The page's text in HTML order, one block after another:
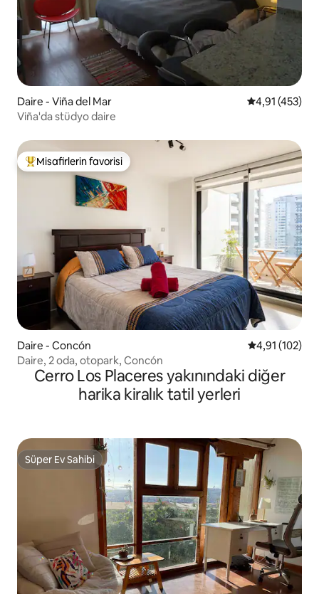
Daire - Viña del Mar 5 üzerinden
4,91 (453)
Viña'da stüdyo daire
Misafirlerin favorilerinden en beğenilenler arasında
Misafirlerin favorisi
Daire - Concón 5 üzerinden
4,91 (102)
Daire, 2 oda, otopark, Concón
Cerro Los Placeres yakınındaki diğer
harika kiralık tatil yerleri
Süper Ev Sahibi
Süper Ev Sahibi